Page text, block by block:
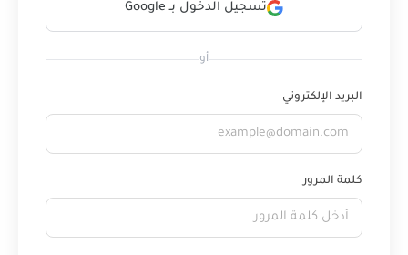
تسجيل الدخول بـ Google
أو
البريد الإلكتروني
كلمة المرور